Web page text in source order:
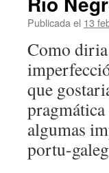
Publicada el 13
Como
que
algumas
portu-